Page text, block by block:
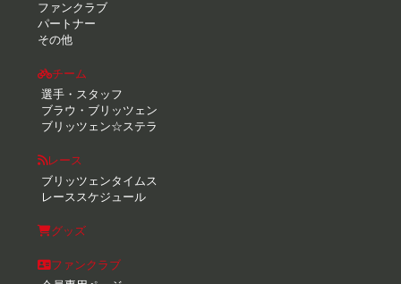
ファンクラブ
パートナー
その他
チーム
選手・スタッフ
ブラウ・ブリッツェン
ブリッツェン☆ステラ
レース
ブリッツェンタイムス
レーススケジュール
グッズ
ファンクラブ